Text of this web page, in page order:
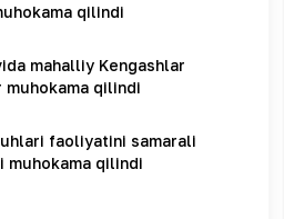
qilindi
mahalliy Kengashlar
qilindi
faoliyatini samarali
muhokama qilindi